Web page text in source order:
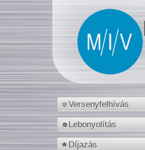
Versenyfelhívás
Lebonyolítás
Díjazás